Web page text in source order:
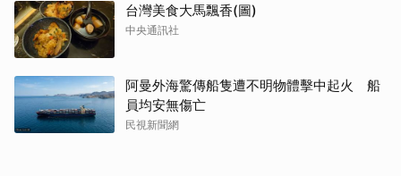
台灣美食大馬飄香(圖)
中央通訊社
阿曼外海驚傳船隻遭不明物體擊中起火 船
員均安無傷亡
民視新聞網